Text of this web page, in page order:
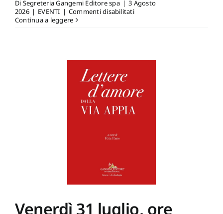
Di Segreteria Gangemi Editore spa | 3 Agosto
2026 | EVENTI | Commenti disabilitatisu
agosto
Comunale
di
via
Catalogo
Continua a leggere
Venerdì 31 luglio, ore